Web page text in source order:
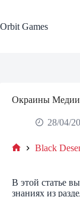
content
Orbit Games
Окраины Медии
28/04/
Black
В этой статье
знаниях из